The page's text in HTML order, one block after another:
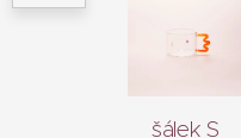
šálek S